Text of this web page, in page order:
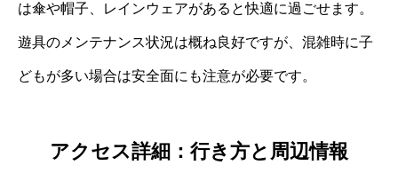
は傘や帽子、レインウェアがあると快適に過ごせます。
遊具のメンテナンス状況は概ね良好ですが、混雑時に子
どもが多い場合は安全面にも注意が必要です。
アクセス詳細：行き方と周辺情報